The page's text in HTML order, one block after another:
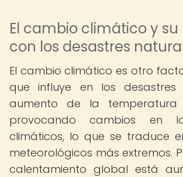
El cambio climático y su
con los desastres
El cambio climático es otro
que influye en los desastres
aumento de la
provocando cambios en
climáticos, lo que se traduce
meteorológicos más extremos.
calentamiento global está